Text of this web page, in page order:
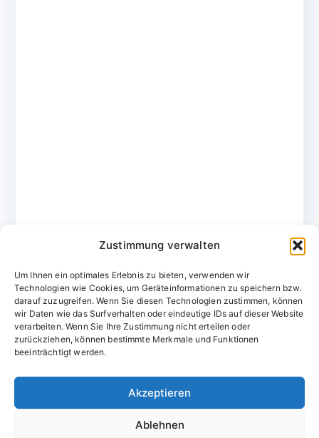
Zustimmung verwalten
Um Ihnen ein optimales Erlebnis zu bieten, verwenden wir
Technologien wie Cookies, um Geräteinformationen zu speichern bzw.
darauf zuzugreifen. Wenn Sie diesen Technologien zustimmen, können
wir Daten wie das Surfverhalten oder eindeutige IDs auf dieser Website
verarbeiten. Wenn Sie Ihre Zustimmung nicht erteilen oder
zurückziehen, können bestimmte Merkmale und Funktionen
beeinträchtigt werden.
Akzeptieren
Ablehnen
Domainvergabestelle.de